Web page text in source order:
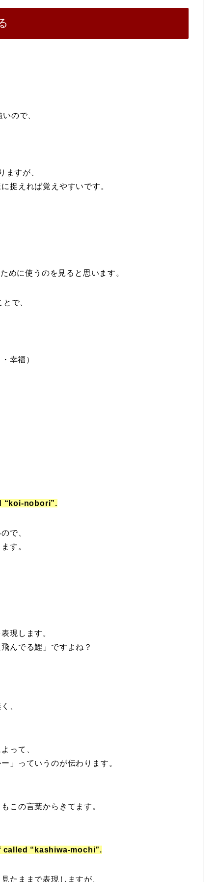
ので、
ますが、
捉えれば覚えやすいです。
めに使うのを見ると思います。
で、
幸福）
“koi-nobori”.
で、
す。
現します。
んでる鯉」ですよね？
、
って、
」っていうのが伝わります。
この言葉からきてます。
“kashiwa-mochi”.
たままで表現しますが、